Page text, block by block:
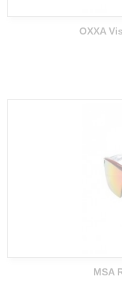
OXXA
MSA